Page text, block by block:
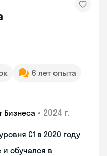
6 лет опыта
Бизнеса • 2024 г.
С1 в 2020 году
обучался в